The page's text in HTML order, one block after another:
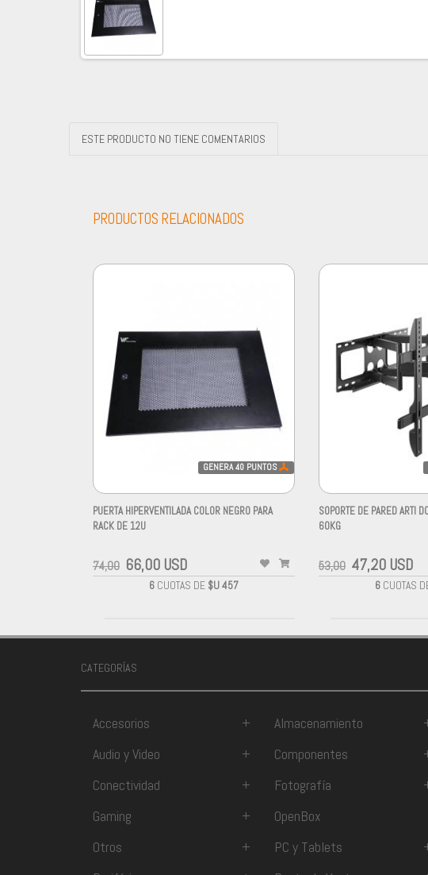
ESTE PRODUCTO NO TIENE COMENTARIOS
PRODUCTOS RELACIONADOS
GENERA40 PUNTOS
PUERTA HIPERVENTILADA COLOR NEGRO PARA
RACK DE 12U
74,00 66,00 USD
6 CUOTAS DE $U 457
SOPORTE DE PARED
60KG
53,00 47,20 USD
6 CUOTAS
CATEGORÍAS
Accesorios + Almacenamiento
Audio y Video
+ Componentes
Conectividad
+ Fotografía
Gaming
+
OpenBox
Otros
+ PC y Tablets